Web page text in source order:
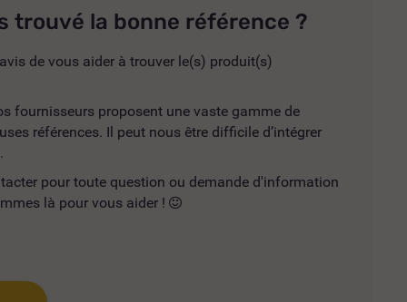
trouvé la bonne référence ?
de vous aider à trouver le(s) produit(s)
fournisseurs proposent une vaste gamme de
références. Il peut nous être difficile d’intégrer
pour toute question ou demande d'information
là pour vous aider !